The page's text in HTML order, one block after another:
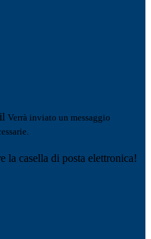
Verrà inviato un messaggio
la casella di posta elettronica!